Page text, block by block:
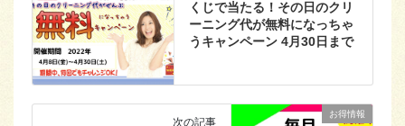
くじで当たる！その日のクリ
ーニング代が無料になっちゃ
うキャンペーン 4月30日まで
お得情報
次の記事